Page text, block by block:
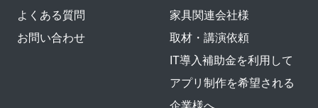
よくある質問
お問い合わせ
家具関連会社様
取材・講演依頼
IT導入補助金を利用して
アプリ制作を希望される
企業様へ